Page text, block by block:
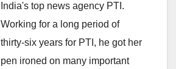
India's top news agency PTI.
Working for a long period of
thirty-six years for PTI, he got her
pen ironed on many important